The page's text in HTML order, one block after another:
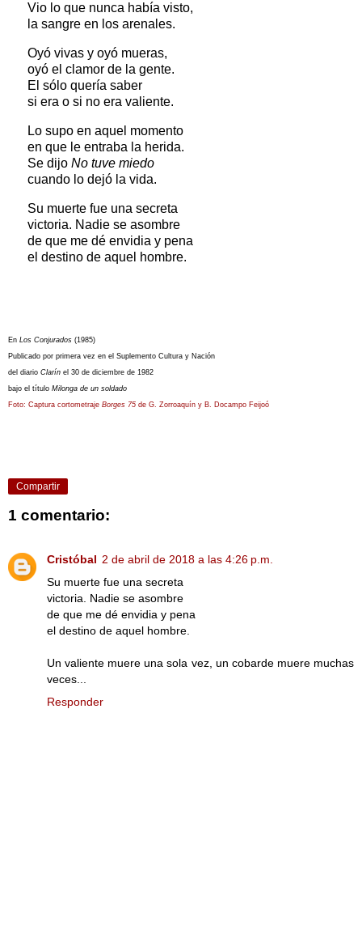
Vio lo que nunca había visto,
la sangre en los arenales.
Oyó vivas y oyó mueras,
oyó el clamor de la gente.
El sólo quería saber
si era o si no era valiente.
Lo supo en aquel momento
en que le entraba la herida.
Se dijo No tuve miedo
cuando lo dejó la vida.
Su muerte fue una secreta
victoria. Nadie se asombre
de que me dé envidia y pena
el destino de aquel hombre.
En Los Conjurados (1985)
Publicado por primera vez en el Suplemento Cultura y Nación
del diario Clarín el 30 de diciembre de 1982
bajo el título Milonga de un soldado
Foto: Captura cortometraje Borges 75 de G. Zorroaquín y B. Docampo Feijoó
Compartir
1 comentario:
Cristóbal 2 de abril de 2018 a las 4:26 p.m.
Su muerte fue una secreta
victoria. Nadie se asombre
de que me dé envidia y pena
el destino de aquel hombre.
Un valiente muere una sola vez, un cobarde muere muchas
veces...
Responder